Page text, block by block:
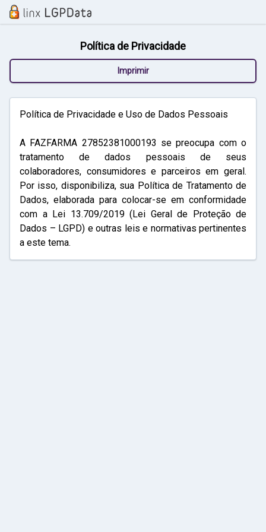
Política de Privacidade
Imprimir
Política de Privacidade e Uso de Dados Pessoais
A FAZFARMA 27852381000193 se preocupa com o
tratamento de dados pessoais de seus
colaboradores, consumidores e parceiros em geral.
Por isso, disponibiliza, sua Política de Tratamento de
Dados, elaborada para colocar-se em conformidade
com a Lei 13.709/2019 (Lei Geral de Proteção de
Dados – LGPD) e outras leis e normativas pertinentes
a este tema.